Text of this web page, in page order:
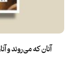
آنان که می‌روند و